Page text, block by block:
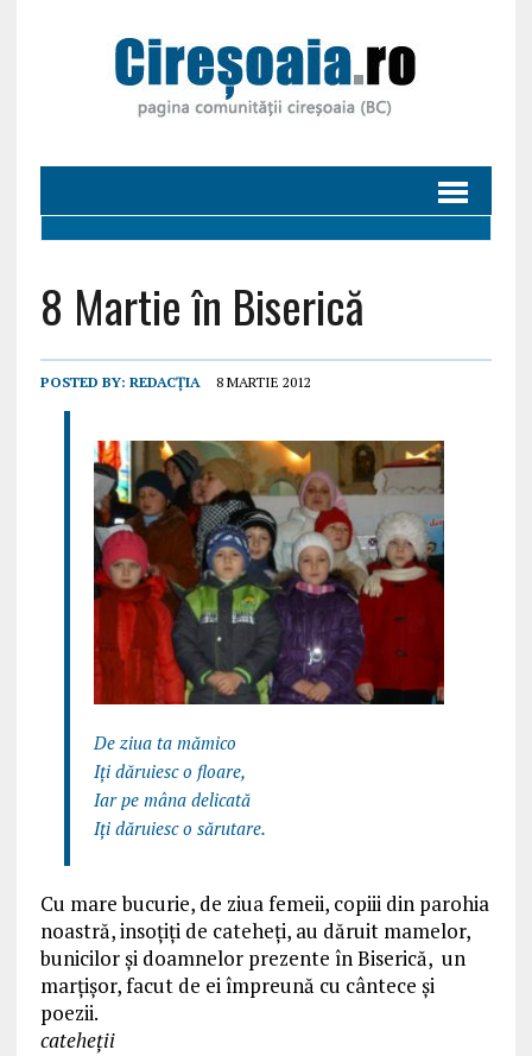
8 Martie în Biserică
POSTED BY: REDACȚIA 8 MARTIE 2012
De ziua ta mămico
Iţi dăruiesc o floare,
Iar pe mâna delicată
Iţi dăruiesc o sărutare.
Cu mare bucurie, de ziua femeii, copiii din parohia
noastră, insoțiți de cateheți, au dăruit mamelor,
bunicilor și doamnelor prezente în Biserică, un
marțișor, facut de ei împreună cu cântece și
poezii.
cateheții